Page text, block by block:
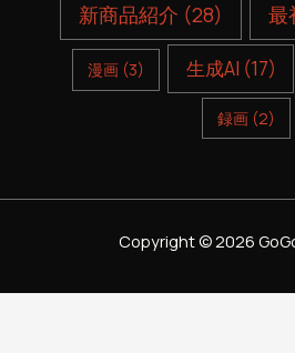
新商品紹介 (28) 最
漫画 (3) 生成AI (17)
録画 (2)
Copyright © 2026